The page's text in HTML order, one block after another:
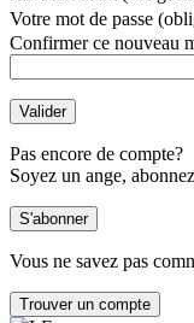
Votre mot de passe
Confirmer ce nouveau
Pas encore de compte?
Soyez un ange,
Vous ne savez pas